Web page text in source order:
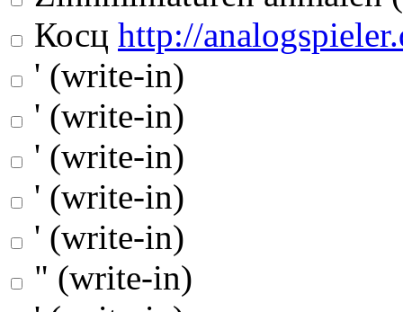
Косц http://
' (write-in)
' (write-in)
' (write-in)
' (write-in)
' (write-in)
" (write-in)